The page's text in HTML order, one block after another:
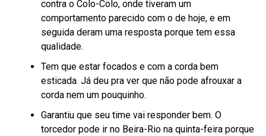
contra o Colo-Colo, onde tiveram um
comportamento parecido com o de hoje, e em
seguida deram uma resposta porque tem essa
qualidade.
Tem que estar focados e com a corda bem
esticada. Já deu pra ver que não pode afrouxar a
corda nem um pouquinho.
Garantiu que seu time vai responder bem. O
torcedor pode ir no Beira-Rio na quinta-feira porque